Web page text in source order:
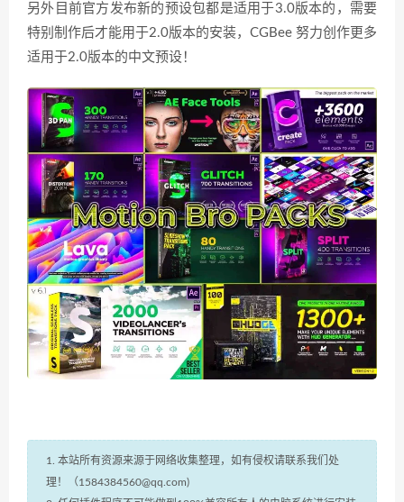
另外目前官方发布新的预设包都是适用于3.0版本的，需要
特别制作后才能用于2.0版本的安装，CGBee 努力创作更多
适用于2.0版本的中文预设！
1. 本站所有资源来源于网络收集整理，如有侵权请联系我们处
理！（1584384560@qq.com)